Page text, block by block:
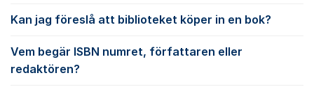
Kan jag föreslå att biblioteket köper in en bok?
Vem begär ISBN numret, författaren eller
redaktören?